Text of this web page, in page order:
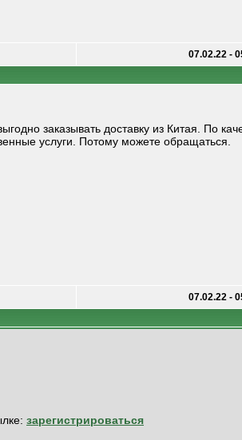
07.02.22 -
заказывать доставку из Китая. По
услуги. Потому можете обращаться.
07.02.22 -
зарегистрироваться